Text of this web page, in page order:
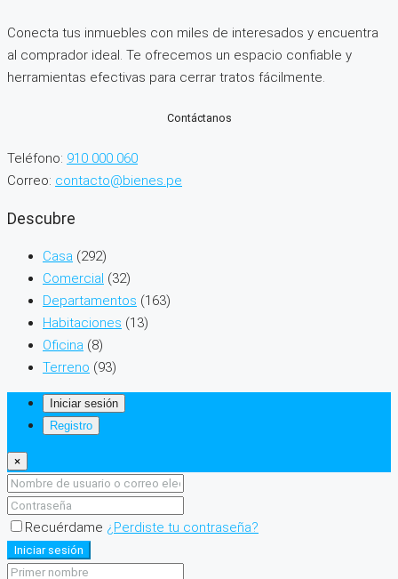
Conecta tus inmuebles con miles de interesados y encuentra
al comprador ideal. Te ofrecemos un espacio confiable y
herramientas efectivas para cerrar tratos fácilmente.
Contáctanos
Teléfono: 910 000 060
Correo: contacto@bienes.pe
Descubre
Casa (292)
Comercial (32)
Departamentos (163)
Habitaciones (13)
Oficina (8)
Terreno (93)
Iniciar sesión
Registro
×
Recuérdame ¿Perdiste tu contraseña?
Iniciar sesión